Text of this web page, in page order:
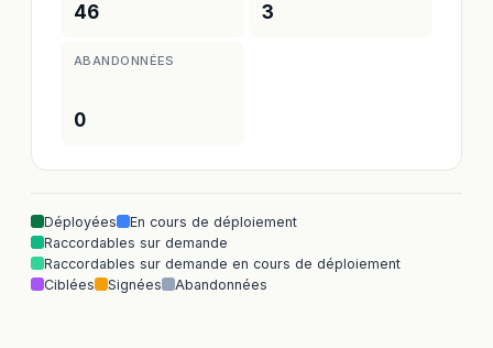
46 3
ABANDONNÉES
0
Déployées
En cours de déploiement
Raccordables sur demande
Raccordables sur demande en cours de déploiement
Ciblées
Signées Abandonnées